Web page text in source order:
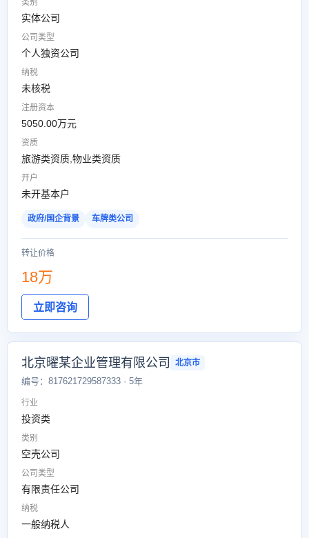
类别
实体公司
公司类型
个人独资公司
纳税
未核税
注册资本
5050.00万元
资质
旅游类资质,物业类资质
开户
未开基本户
政府/国企背景 车牌类公司
转让价格
18万
立即咨询
北京曜某企业管理有限公司 北京市
编号：817621729587333 · 5年
行业
投资类
类别
空壳公司
公司类型
有限责任公司
纳税
一般纳税人